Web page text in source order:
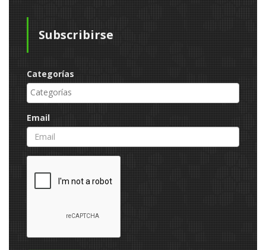
Subscribirse
Categorías
Email